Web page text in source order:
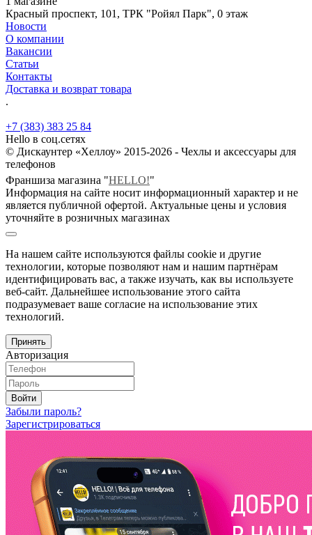
Красный проспект, 101, ТРК "Ройял Парк", 0 этаж
Новости
О компании
Вакансии
Статьи
Контакты
Доставка и возврат товара
.
+7 (383) 383 25 84
Hello в соц.сетях
© Дискаунтер «Хеллоу» 2015-2026 - Чехлы и аксессуары для
телефонов
Франшиза магазина "HELLO!"
Информация на сайте носит информационный характер и не
является публичной офертой. Актуальные цены и условия
уточняйте в розничных магазинах
На нашем сайте используются файлы cookie и другие
технологии, которые позволяют нам и нашим партнёрам
идентифицировать вас, а также изучать, как вы используете
веб-сайт. Дальнейшее использование этого сайта
подразумевает ваше согласие на использование этих
технологий.
Принять
Авторизация
Войти
Забыли пароль?
Зарегистрироваться